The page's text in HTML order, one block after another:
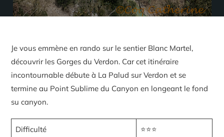
Je vous emmène en rando sur le sentier Blanc Martel,
découvrir les Gorges du Verdon. Car cet itinéraire
incontournable débute à La Palud sur Verdon et se
termine au Point Sublime du Canyon en longeant le fond
su canyon.
Difficulté ⭐⭐⭐